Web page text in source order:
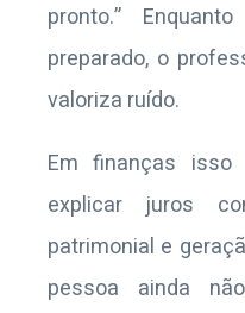
pronto.”
preparado, o
valoriza ruído.
Em finanças isso
explicar juros
patrimonial e
pessoa ainda